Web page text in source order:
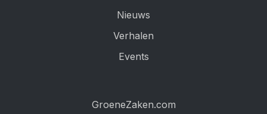
Nieuws
Verhalen
Events
GroeneZaken.com